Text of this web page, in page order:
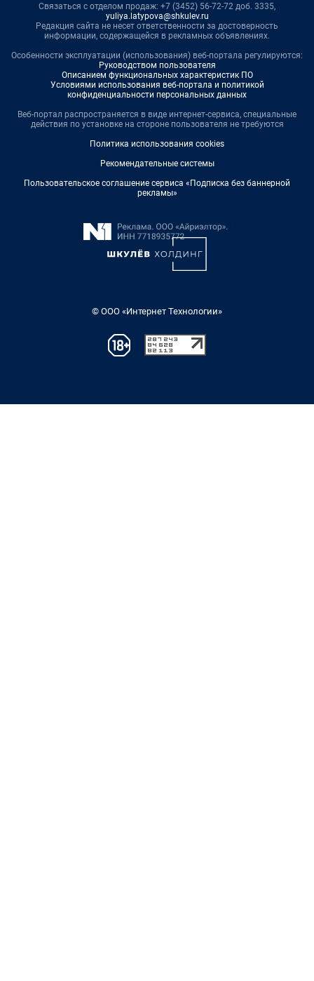
Связаться с отделом продаж: +7 (3452) 56-72-72 доб. 3335,
yuliya.latypova@shkulev.ru
Редакция сайта не несет ответственности за достоверность
информации, содержащейся в рекламных объявлениях.
Особенности эксплуатации (использования) веб-портала регулируются:
Руководством пользователя
Описанием функциональных характеристик ПО
Условиями использования веб-портала и политикой
конфиденциальности персональных данных
Веб-портал распространяется в виде интернет-сервиса, специальные
действия по установке на стороне пользователя не требуются
Политика использования cookies
Рекомендательные системы
Пользовательское соглашение сервиса «Подписка без баннерной
рекламы»
© ООО «Интернет Технологии»